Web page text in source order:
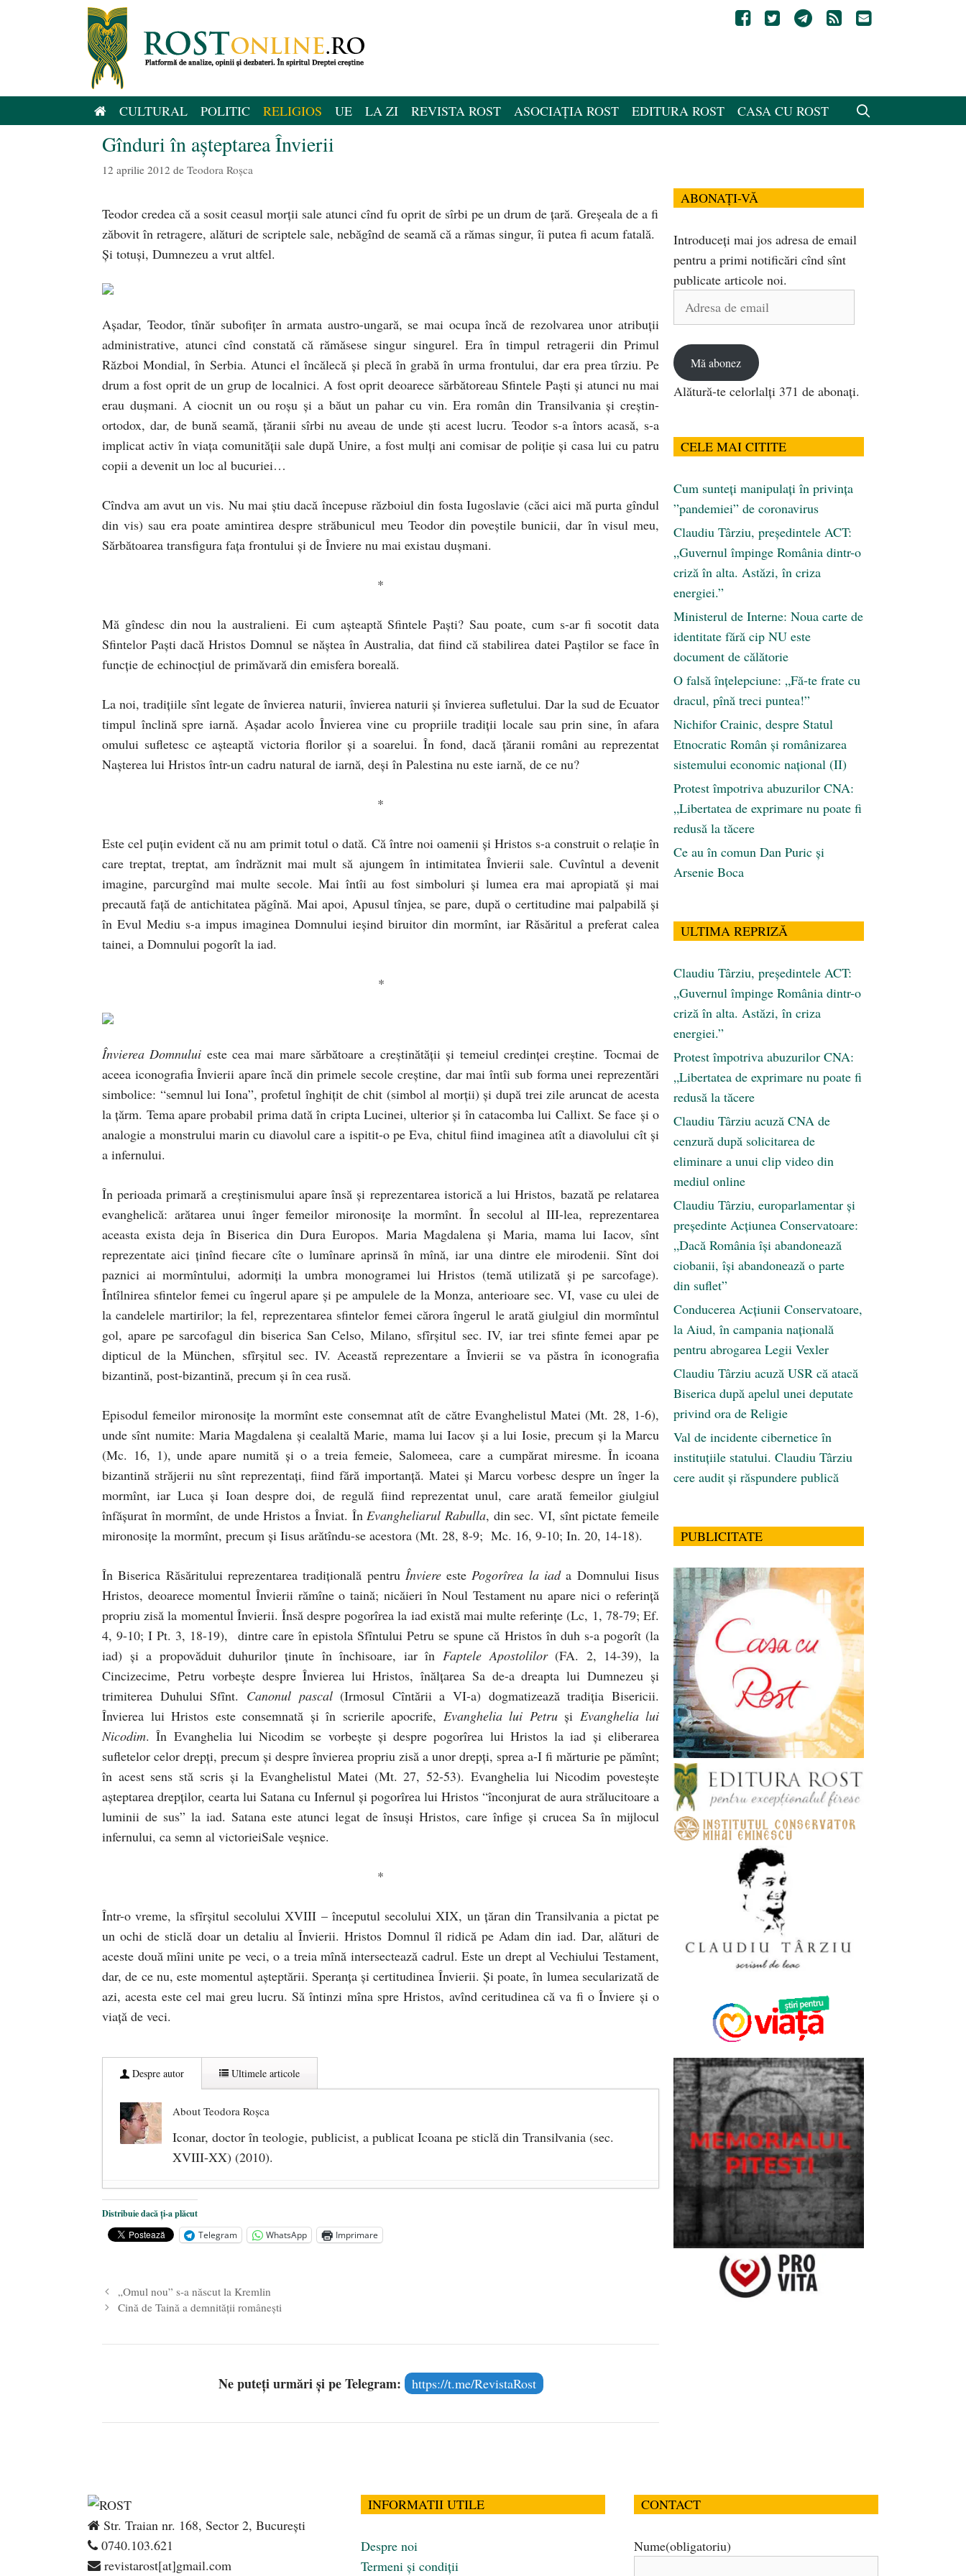
CULTURAL POLITIC RELIGIOS UE LA ZI REVISTA ROST ASOCIAȚIA ROST EDITURA ROST CASA CU ROST
Gînduri în aşteptarea Învierii
12 aprilie 2012 de Teodora Roșca
Teodor credea că a sosit ceasul morţii sale atunci cînd fu oprit de sîrbi pe un drum de ţară. Greşeala de a fi
zăbovit în retragere, alături de scriptele sale, nebăgînd de seamă că a rămas singur, îi putea fi acum fatală.
Şi totuşi, Dumnezeu a vrut altfel.
Aşadar, Teodor, tînăr subofiţer în armata austro-ungară, se mai ocupa încă de rezolvarea unor atribuţii
administrative, atunci cînd constată că rămăsese singur singurel. Era în timpul retragerii din Primul
Război Mondial, în Serbia. Atunci el încălecă şi plecă în grabă în urma frontului, dar era prea tîrziu. Pe
drum a fost oprit de un grup de localnici. A fost oprit deoarece sărbătoreau Sfintele Paşti şi atunci nu mai
erau duşmani. A ciocnit un ou roşu şi a băut un pahar cu vin. Era român din Transilvania şi creştin-
ortodox, dar, de bună seamă, ţăranii sîrbi nu aveau de unde şti acest lucru. Teodor s-a întors acasă, s-a
implicat activ în viaţa comunităţii sale după Unire, a fost mulţi ani comisar de poliţie şi casa lui cu patru
copii a devenit un loc al bucuriei…
Cîndva am avut un vis. Nu mai ştiu dacă începuse războiul din fosta Iugoslavie (căci aici mă purta gîndul
din vis) sau era poate amintirea despre străbunicul meu Teodor din poveştile bunicii, dar în visul meu,
Sărbătoarea transfigura faţa frontului şi de Înviere nu mai existau duşmani.
*
Mă gîndesc din nou la australieni. Ei cum aşteaptă Sfintele Paşti? Sau poate, cum s-ar fi socotit data
Sfintelor Paşti dacă Hristos Domnul se năştea în Australia, dat fiind că stabilirea datei Paştilor se face în
funcţie de echinocţiul de primăvară din emisfera boreală.
La noi, tradiţiile sînt legate de învierea naturii, învierea naturii şi învierea sufletului. Dar la sud de Ecuator
timpul înclină spre iarnă. Aşadar acolo Învierea vine cu propriile tradiţii locale sau prin sine, în afara
omului sufletesc ce aşteaptă victoria florilor şi a soarelui. În fond, dacă ţăranii români au reprezentat
Naşterea lui Hristos într-un cadru natural de iarnă, deşi în Palestina nu este iarnă, de ce nu?
*
Este cel puţin evident că nu am primit totul o dată. Că între noi oamenii şi Hristos s-a construit o relaţie în
care treptat, treptat, am îndrăznit mai mult să ajungem în intimitatea Învierii sale. Cuvîntul a devenit
imagine, parcurgînd mai multe secole. Mai întîi au fost simboluri şi lumea era mai apropiată şi mai
precaută faţă de antichitatea păgînă. Mai apoi, Apusul tînjea, se pare, după o certitudine mai palpabilă şi
în Evul Mediu s-a impus imaginea Domnului ieşind biruitor din mormînt, iar Răsăritul a preferat calea
tainei, a Domnului pogorît la iad.
*
Învierea Domnului este cea mai mare sărbătoare a creştinătăţii şi temeiul credinţei creştine. Tocmai de
aceea iconografia Învierii apare încă din primele secole creştine, dar mai întîi sub forma unei reprezentări
simbolice: “semnul lui Iona”, profetul înghiţit de chit (simbol al morţii) şi după trei zile aruncat de acesta
la ţărm. Tema apare probabil prima dată în cripta Lucinei, ulterior şi în catacomba lui Callixt. Se face şi o
analogie a monstrului marin cu diavolul care a ispitit-o pe Eva, chitul fiind imaginea atît a diavolului cît şi
a infernului.
În perioada primară a creştinismului apare însă şi reprezentarea istorică a lui Hristos, bazată pe relatarea
evanghelică: arătarea unui înger femeilor mironosiţe la mormînt. În secolul al III-lea, reprezentarea
aceasta exista deja în Biserica din Dura Europos. Maria Magdalena şi Maria, mama lui Iacov, sînt
reprezentate aici ţinînd fiecare cîte o lumînare aprinsă în mînă, iar una dintre ele mirodenii. Sînt doi
paznici ai mormîntului, adormiţi la umbra monogramei lui Hristos (temă utilizată şi pe sarcofage).
Întîlnirea sfintelor femei cu îngerul apare şi pe ampulele de la Monza, anterioare sec. VI, vase cu ulei de
la candelele martirilor; la fel, reprezentarea sfintelor femei cărora îngerul le arată giulgiul din mormîntul
gol, apare pe sarcofagul din biserica San Celso, Milano, sfîrşitul sec. IV, iar trei sfinte femei apar pe
dipticul de la München, sfîrşitul sec. IV. Această reprezentare a Învierii se va păstra în iconografia
bizantină, post-bizantină, precum şi în cea rusă.
Episodul femeilor mironosiţe la mormînt este consemnat atît de către Evanghelistul Matei (Mt. 28, 1-6),
unde sînt numite: Maria Magdalena şi cealaltă Marie, mama lui Iacov şi a lui Iosie, precum şi la Marcu
(Mc. 16, 1), unde apare numită şi o a treia femeie, Salomeea, care a cumpărat miresme. În icoana
bizantină străjerii nu sînt reprezentaţi, fiind fără importanţă. Matei şi Marcu vorbesc despre un înger la
mormînt, iar Luca şi Ioan despre doi, de regulă fiind reprezentat unul, care arată femeilor giulgiul
înfăşurat în mormînt, de unde Hristos a Înviat. În Evangheliarul Rabulla, din sec. VI, sînt pictate femeile
mironosiţe la mormînt, precum şi Iisus arătîndu-se acestora (Mt. 28, 8-9; Mc. 16, 9-10; In. 20, 14-18).
În Biserica Răsăritului reprezentarea tradiţională pentru Înviereeste Pogorîrea la iada Domnului Iisus
Hristos, deoarece momentul Învierii rămîne o taină; nicăieri în Noul Testament nu apare nici o referinţă
propriu zisă la momentul Învierii. Însă despre pogorîrea la iad există mai multe referinţe (Lc, 1, 78-79; Ef.
4, 9-10; I Pt. 3, 18-19), dintre care în epistola Sfîntului Petru se spune că Hristos în duh s-a pogorît (la
iad) şi a propovăduit duhurilor ţinute în închisoare, iar în Faptele Apostolilor(FA. 2, 14-39), la
Cincizecime, Petru vorbeşte despre Învierea lui Hristos, înălţarea Sa de-a dreapta lui Dumnezeu şi
trimiterea Duhului Sfînt. Canonul pascal(Irmosul Cîntării a VI-a) dogmatizează tradiţia Bisericii.
Învierea lui Hristos este consemnată şi în scrierile apocrife, Evanghelia lui Petruşi Evanghelia lui
Nicodim. În Evanghelia lui Nicodim se vorbeşte şi despre pogorîrea lui Hristos la iad şi eliberarea
sufletelor celor drepţi, precum şi despre învierea propriu zisă a unor drepţi, sprea a-I fi mărturie pe pămînt;
în acest sens stă scris şi la Evanghelistul Matei (Mt. 27, 52-53). Evanghelia lui Nicodim povesteşte
aşteptarea drepţilor, cearta lui Satana cu Infernul şi pogorîrea lui Hristos “înconjurat de aura strălucitoare a
luminii de sus” la iad. Satana este atunci legat de însuşi Hristos, care înfige şi crucea Sa în mijlocul
infernului, ca semn al victorieiSale veşnice.
*
Într-o vreme, la sfîrşitul secolului XVIII – începutul secolului XIX, un ţăran din Transilvania a pictat pe
un ochi de sticlă doar un detaliu al Învierii. Hristos Domnul îl ridică pe Adam din iad. Dar, alături de
aceste două mîini unite pe veci, o a treia mînă intersectează cadrul. Este un drept al Vechiului Testament,
dar, de ce nu, este momentul aşteptării. Speranţa şi certitudinea Învierii. Şi poate, în lumea secularizată de
azi, acesta este cel mai greu lucru. Să întinzi mîna spre Hristos, avînd ceritudinea că va fi o Înviere şi o
viaţă de veci.
Despre autor Ultimele articole
About Teodora Roșca
Iconar, doctor în teologie, publicist, a publicat Icoana pe sticlă din Transilvania (sec.
XVIII-XX) (2010).
Gînduri în aşteptarea Învierii
Distribuie dacă ți-a plăcut
Telegram
WhatsApp Imprimare
„Omul nou” s-a născut la Kremlin
Cină de Taină a demnității românești
Ne puteți urmări și pe Telegram: https://t.me/RevistaRost
ABONAȚI-VĂ
Introduceți mai jos adresa de email
pentru a primi notificări cînd sînt
publicate articole noi.
Adresa
Mă abonez
Alătură-te celorlalți 371 de abonați.
CELE MAI CITITE
Cum sunteți manipulați în privința
”pandemiei” de coronavirus
Claudiu Târziu, președintele ACT:
„Guvernul împinge România dintr-o
criză în alta. Astăzi, în criza
energiei.”
Ministerul de Interne: Noua carte de
identitate fără cip NU este
document de călătorie
O falsă înțelepciune: „Fă-te frate cu
dracul, pînă treci puntea!”
Nichifor Crainic, despre Statul
Etnocratic Român şi românizarea
sistemului economic naţional (II)
Protest împotriva abuzurilor CNA:
„Libertatea de exprimare nu poate fi
redusă la tăcere
Ce au în comun Dan Puric şi
Arsenie Boca
ULTIMA REPRIZĂ
Claudiu Târziu, președintele ACT:
„Guvernul împinge România dintr-o
criză în alta. Astăzi, în criza
energiei.”
Protest împotriva abuzurilor CNA:
„Libertatea de exprimare nu poate fi
redusă la tăcere
Claudiu Târziu acuză CNA de
cenzură după solicitarea de
eliminare a unui clip video din
mediul online
Claudiu Târziu, europarlamentar și
președinte Acțiunea Conservatoare:
„Dacă România își abandonează
ciobanii, își abandonează o parte
din suflet”
Conducerea Acțiunii Conservatoare,
la Aiud, în campania națională
pentru abrogarea Legii Vexler
Claudiu Târziu acuză USR că atacă
Biserica după apelul unei deputate
privind ora de Religie
Val de incidente cibernetice în
instituțiile statului. Claudiu Târziu
cere audit și răspundere publică
PUBLICITATE
Str. Traian nr. 168, Sector 2, București
0740.103.621
revistarost[at]gmail.com
INFORMATII UTILE
Despre noi
Termeni și condiții
CONTACT
Nume(obligatoriu)